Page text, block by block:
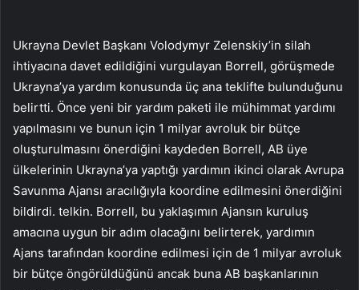
Ukrayna Devlet Başkanı Volodymyr Zelenskiy’in silah
ihtiyacına davet edildiğini vurgulayan Borrell, görüşmede
Ukrayna’ya yardım konusunda üç ana teklifte bulunduğunu
belirtti. Önce yeni bir yardım paketi ile mühimmat yardımı
yapılmasını ve bunun için 1 milyar avroluk bir bütçe
oluşturulmasını önerdiğini kaydeden Borrell, AB üye
ülkelerinin Ukrayna’ya yaptığı yardımın ikinci olarak Avrupa
Savunma Ajansı aracılığıyla koordine edilmesini önerdiğini
bildirdi. telkin. Borrell, bu yaklaşımın Ajansın kuruluş
amacına uygun bir adım olacağını belirterek, yardımın
Ajans tarafından koordine edilmesi için de 1 milyar avroluk
bir bütçe öngörüldüğünü ancak buna AB başkanlarının